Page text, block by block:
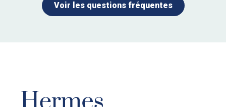
Voir les questions fréquentes